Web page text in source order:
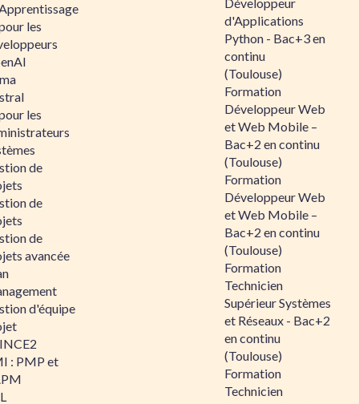
les
les
de
de
de
avancée
d'équipe
: PMP et
d'Applications
Python - Bac+3 en
continu
(Toulouse)
Formation
Développeur Web
et Web Mobile –
Bac+2 en continu
(Toulouse)
Formation
Développeur Web
et Web Mobile –
Bac+2 en continu
(Toulouse)
Formation
Technicien
Supérieur Systèmes
et Réseaux - Bac+2
en continu
(Toulouse)
Formation
Technicien